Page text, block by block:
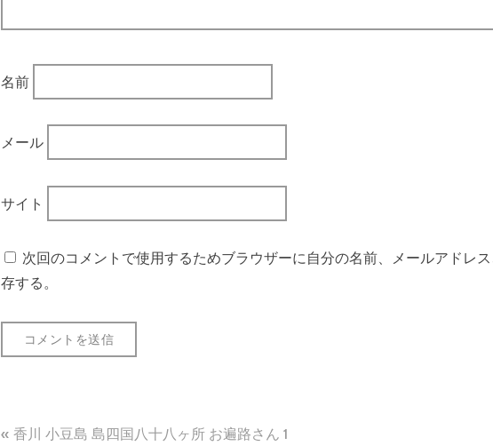
名前
メール
サイト
次回のコメントで使用するためブラウザーに自分の名前、メールアドレ
存する。
投
香川 小豆島 島四国八十八ヶ所 お遍路さん 1